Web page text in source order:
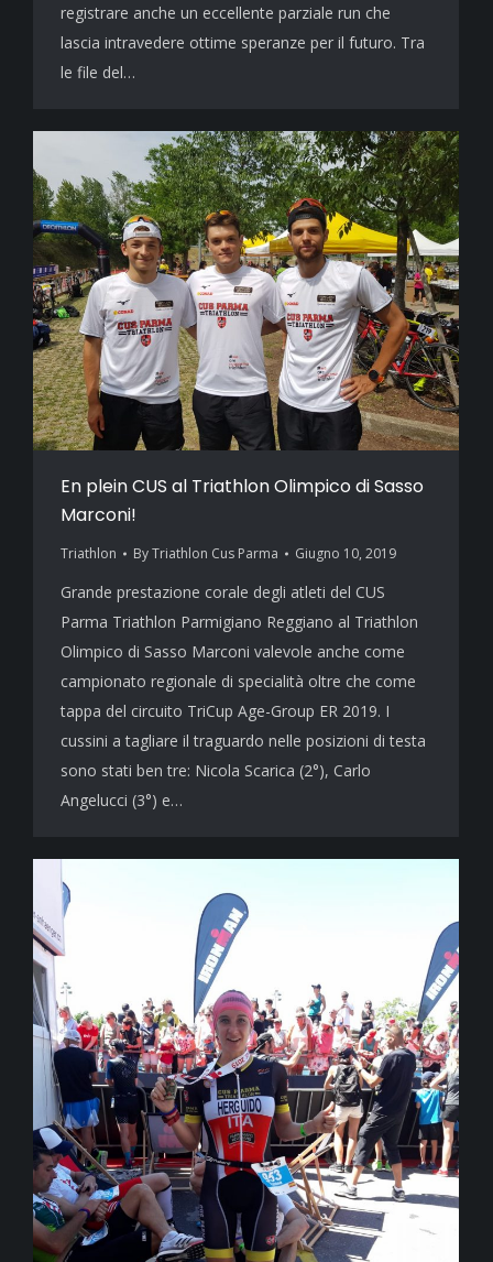
registrare anche un eccellente parziale run che
lascia intravedere ottime speranze per il futuro. Tra
le file del…
En plein CUS al Triathlon Olimpico di Sasso
Marconi!
Triathlon ByTriathlon Cus Parma Giugno 10, 2019
Grande prestazione corale degli atleti del CUS
Parma Triathlon Parmigiano Reggiano al Triathlon
Olimpico di Sasso Marconi valevole anche come
campionato regionale di specialità oltre che come
tappa del circuito TriCup Age-Group ER 2019. I
cussini a tagliare il traguardo nelle posizioni di testa
sono stati ben tre: Nicola Scarica (2°), Carlo
Angelucci (3°) e…